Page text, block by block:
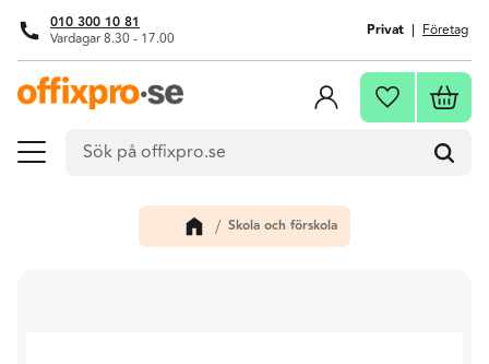
Meny
010 300 10 81
Vardagar 8.30 - 17.00 Privat Företag
Favoriter
Skola och förskola